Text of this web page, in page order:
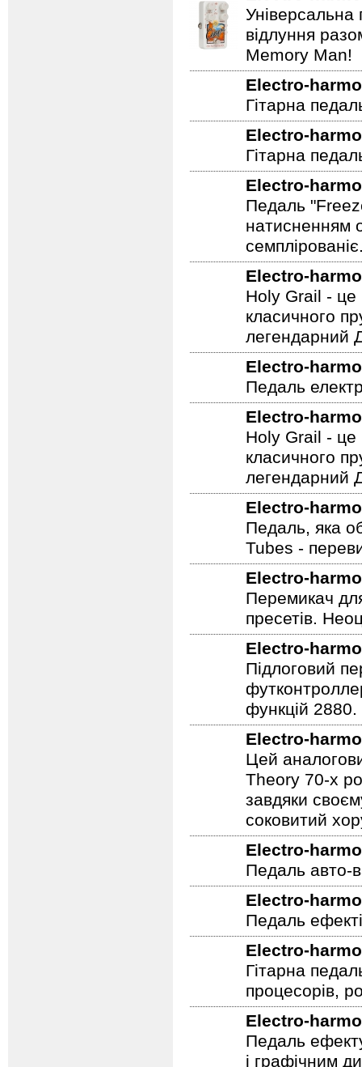
Універсальна
відлуння
Memory Man!
Electro-
Гітарна
Electro-
Гітарна
Electro-
Педаль
натисненням
Electro-
Holy Grail - це
класичного
легендарний
Electro-
Педаль
Electro-
Holy Grail - це
класичного
легендарний
Electro-
Педаль, яка
Tubes -
Electro-
Перемикач
пресетів.
Electro-
Підлоговий
функцій 2880.
Electro-
Цей
Theory 70-х
завдяки
соковитий
Electro-
Педаль авто-
Electro-
Педаль
Electro-
Гітарна
процесорів,